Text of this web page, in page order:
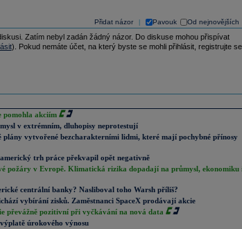
Přidat názor Pavouk Od nejnovějších
Zatím nebyl zadán žádný názor. Do diskuse mohou přispívat
). Pokud nemáte účet, na který byste se mohli přihlásit, registrujte se
pomohla akciím
v extrémním, dluhopisy neprotestují
plány vytvořené bezcharakterními lidmi, které mají pochybné přínosy
americký trh práce překvapil opět negativně
požáry v Evropě. Klimatická rizika dopadají na průmysl, ekonomiku
centrální banky? Nasliboval toho Warsh příliš?
vybírání zisků. Zaměstnanci SpaceX prodávají akcie
převážně pozitivní při vyčkávání na nová data
úrokového výnosu